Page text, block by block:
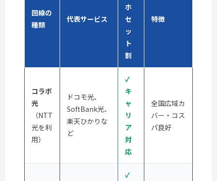
回線の
種類
代表サービス
ホ
セ
ッ
ト
割
特徴
コラボ
光
（NTT
光を利
用）
ドコモ光、
SoftBank光、
楽天ひかりな
ど
✓
キ
ャ
リ
ア
対
応
全国広域カ
バー・コス
パ良好
✓